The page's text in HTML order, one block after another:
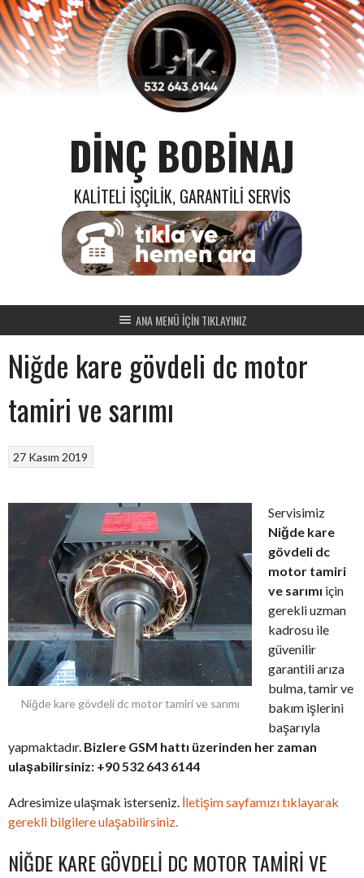
Skip
to
content
DINÇ BOBINAJ
KALITELI İŞÇILIK, GARANTILI SERVIS
ANA MENÜ İÇİN TIKLAYINIZ
Niğde kare gövdeli dc motor
tamiri ve sarımı
27 Kasım 2019
Niğde kare gövdeli dc motor tamiri ve sarımı
Servisimiz
Niğde kare
gövdeli dc
motor tamiri
ve sarımı için
gerekli uzman
kadrosu ile
güvenilir
garantili arıza
bulma, tamir ve
bakım işlerini
başarıyla
yapmaktadır. Bizlere GSM hattı üzerinden her zaman
ulaşabilirsiniz: +90 532 643 6144
Adresimize ulaşmak isterseniz. İletişim sayfamızı tıklayarak
gerekli bilgilere ulaşabilirsiniz.
NIĞDE KARE GÖVDELI DC MOTOR TAMIRI VE